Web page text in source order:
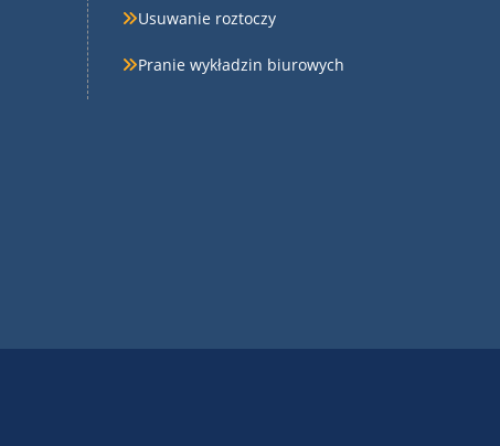
Usuwanie roztoczy
Pranie wykładzin biurowych